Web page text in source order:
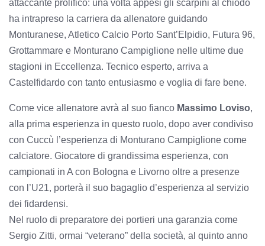
attaccante prolifico: una volta appesi gli scarpini al chiodo
ha intrapreso la carriera da allenatore guidando
Monturanese, Atletico Calcio Porto Sant’Elpidio, Futura 96,
Grottammare e Monturano Campiglione nelle ultime due
stagioni in Eccellenza. Tecnico esperto, arriva a
Castelfidardo con tanto entusiasmo e voglia di fare bene.
Come vice allenatore avrà al suo fianco Massimo Loviso,
alla prima esperienza in questo ruolo, dopo aver condiviso
con Cuccù l’esperienza di Monturano Campiglione come
calciatore. Giocatore di grandissima esperienza, con
campionati in A con Bologna e Livorno oltre a presenze
con l’U21, porterà il suo bagaglio d’esperienza al servizio
dei fidardensi.
Nel ruolo di preparatore dei portieri una garanzia come
Sergio Zitti, ormai “veterano” della società, al quinto anno